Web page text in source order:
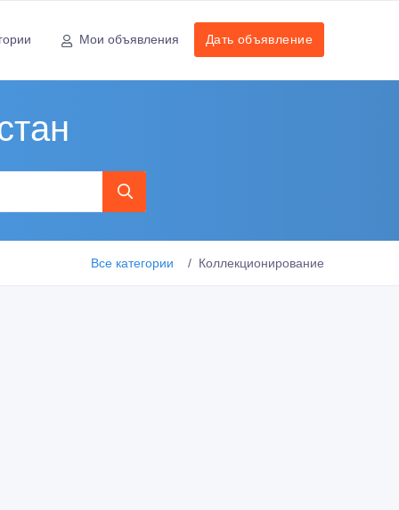
Мои объявления Дать объявление
Все категории Коллекционирование